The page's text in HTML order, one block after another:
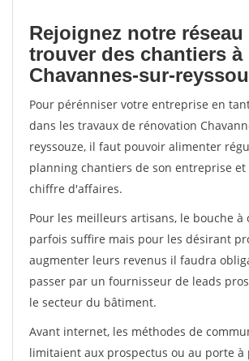
Rejoignez notre
trouver des chantiers à
Chavannes-sur-
Pour pérénniser votre entreprise en
dans les travaux de rénovation
reyssouze, il faut pouvoir alimenter
planning chantiers de son entreprise
chiffre d'affaires.
Pour les meilleurs artisans, le bouche
parfois suffire mais pour les désirant
augmenter leurs revenus il faudra
passer par un fournisseur de leads
le secteur du bâtiment.
Avant internet, les méthodes de
limitaient aux prospectus ou au porte à